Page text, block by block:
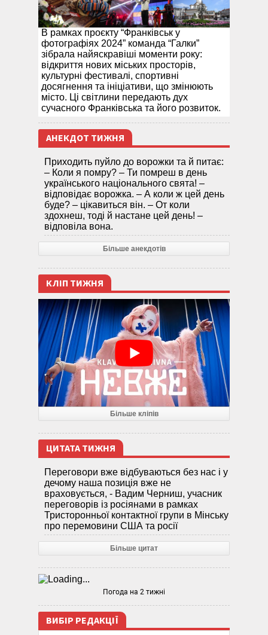
В рамках проєкту “Франківськ у
фотографіях 2024” команда “Галки”
зібрала найяскравіші моменти року:
відкриття нових міських просторів,
культурні фестивалі, спортивні
досягнення та ініціативи, що змінюють
місто. Ці світлини передають дух
сучасного Франківська та його розвиток.
АНЕКДОТ ТИЖНЯ
Приходить пуйло до ворожки та й питає:
– Коли я помру? – Ти помреш в день
українського національного свята! –
відповідає ворожка. – А коли ж цей день
буде? – цікавиться він. – От коли
здохнеш, тоді й настане цей день! –
відповіла вона.
Більше анекдотів
КЛІП ТИЖНЯ
Більше кліпів
ЦИТАТА ТИЖНЯ
Переговори вже відбуваються без нас і у
дечому наша позиція вже не
враховується, - Вадим Черниш, учасник
переговорів із росіянами в рамках
Тристоронньої контактної групи в Мінську
про перемовини США та росії
Більше цитат
Погода на 2 тижні
ВИБІР РЕДАКЦІЇ